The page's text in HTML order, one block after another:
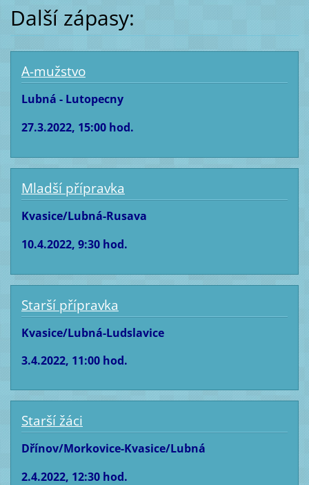
Další zápasy:
A-mužstvo
Lubná - Lutopecny
27.3.2022, 15:00 hod.
Mladší přípravka
Kvasice/Lubná-Rusava
10.4.2022, 9:30 hod.
Starší přípravka
Kvasice/Lubná-Ludslavice
3.4.2022, 11:00 hod.
Starší žáci
Dřínov/Morkovice-Kvasice/Lubná
2.4.2022, 12:30 hod.